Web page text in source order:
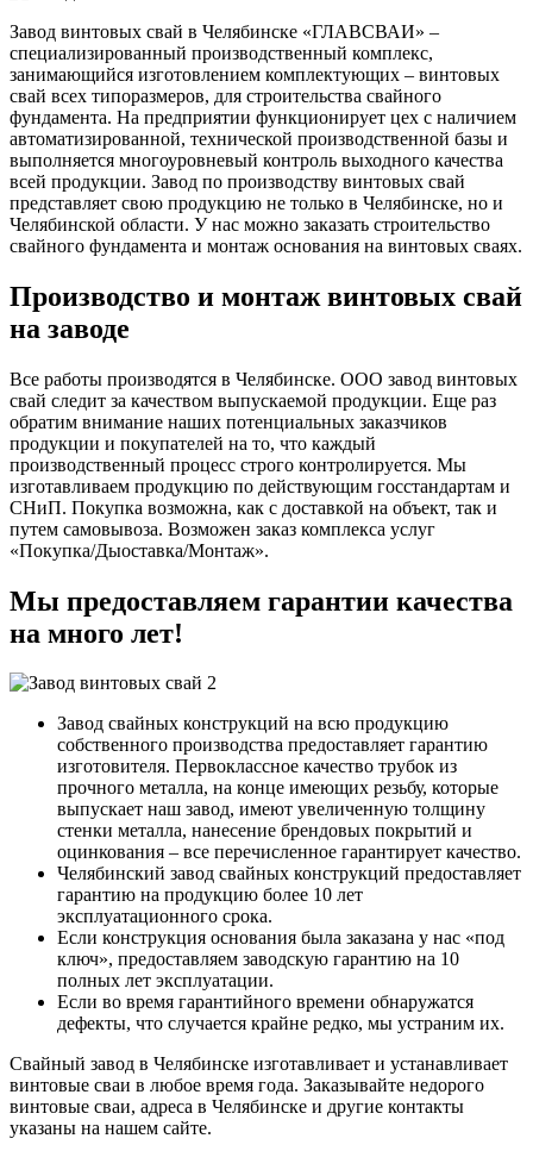
Завод винтовых свай в Челябинске «ГЛАВСВАИ» –
специализированный производственный комплекс,
занимающийся изготовлением комплектующих – винтовых
свай всех типоразмеров, для строительства свайного
фундамента. На предприятии функционирует цех с наличием
автоматизированной, технической производственной базы и
выполняется многоуровневый контроль выходного качества
всей продукции. Завод по производству винтовых свай
представляет свою продукцию не только в Челябинске, но и
Челябинской области. У нас можно заказать строительство
свайного фундамента и монтаж основания на винтовых сваях.
Производство и монтаж винтовых свай
на заводе
Все работы производятся в Челябинске. ООО завод винтовых
свай следит за качеством выпускаемой продукции. Еще раз
обратим внимание наших потенциальных заказчиков
продукции и покупателей на то, что каждый
производственный процесс строго контролируется. Мы
изготавливаем продукцию по действующим госстандартам и
СНиП. Покупка возможна, как с доставкой на объект, так и
путем самовывоза. Возможен заказ комплекса услуг
«Покупка/Дыоставка/Монтаж».
Мы предоставляем гарантии качества
на много лет!
Завод свайных конструкций на всю продукцию
собственного производства предоставляет гарантию
изготовителя. Первоклассное качество трубок из
прочного металла, на конце имеющих резьбу, которые
выпускает наш завод, имеют увеличенную толщину
стенки металла, нанесение брендовых покрытий и
оцинкования – все перечисленное гарантирует качество.
Челябинский завод свайных конструкций предоставляет
гарантию на продукцию более 10 лет
эксплуатационного срока.
Если конструкция основания была заказана у нас «под
ключ», предоставляем заводскую гарантию на 10
полных лет эксплуатации.
Если во время гарантийного времени обнаружатся
дефекты, что случается крайне редко, мы устраним их.
Свайный завод в Челябинске изготавливает и устанавливает
винтовые сваи в любое время года. Заказывайте недорого
винтовые сваи, адреса в Челябинске и другие контакты
указаны на нашем сайте.